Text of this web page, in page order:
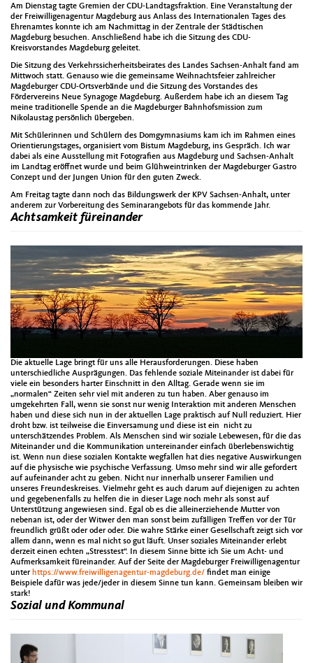
Am Dienstag tagte Gremien der CDU-Landtagsfraktion. Eine Veranstaltung der
der Freiwilligenagentur Magdeburg aus Anlass des Internationalen Tages des
Ehrenamtes konnte ich am Nachmittag in der Zentrale der Städtischen
Magdeburg besuchen. Anschließend habe ich die Sitzung des CDU-
Kreisvorstandes Magdeburg geleitet.
Die Sitzung des Verkehrssicherheitsbeirates des Landes Sachsen-Anhalt fand am
Mittwoch statt. Genauso wie die gemeinsame Weihnachtsfeier zahlreicher
Magdeburger CDU-Ortsverbände und die Sitzung des Vorstandes des
Fördervereins Neue Synagoge Magdeburg. Außerdem habe ich an diesem Tag
meine traditionelle Spende an die Magdeburger Bahnhofsmission zum
Nikolaustag persönlich übergeben.
Mit Schülerinnen und Schülern des Domgymnasiums kam ich im Rahmen eines
Orientierungstages, organisiert vom Bistum Magdeburg, ins Gespräch. Ich war
dabei als eine Ausstellung mit Fotografien aus Magdeburg und Sachsen-Anhalt
im Landtag eröffnet wurde und beim Glühweintrinken der Magdeburger Gastro
Conzept und der Jungen Union für den guten Zweck.
Am Freitag tagte dann noch das Bildungswerk der KPV Sachsen-Anhalt, unter
anderem zur Vorbereitung des Seminarangebots für das kommende Jahr.
Achtsamkeit füreinander
Die aktuelle Lage bringt für uns alle Herausforderungen. Diese haben
unterschiedliche Ausprägungen. Das fehlende soziale Miteinander ist dabei für
viele ein besonders harter Einschnitt in den Alltag. Gerade wenn sie im
„normalen“ Zeiten sehr viel mit anderen zu tun haben. Aber genauso im
umgekehrten Fall, wenn sie sonst nur wenig Interaktion mit anderen Menschen
haben und diese sich nun in der aktuellen Lage praktisch auf Null reduziert. Hier
droht bzw. ist teilweise die Einversamung und diese ist ein nicht zu
unterschätzendes Problem. Als Menschen sind wir soziale Lebewesen, für die das
Miteinander und die Kommunikation untereinander einfach überlebenswichtig
ist. Wenn nun diese sozialen Kontakte wegfallen hat dies negative Auswirkungen
auf die physische wie psychische Verfassung. Umso mehr sind wir alle gefordert
auf aufeinander acht zu geben. Nicht nur innerhalb unserer Familien und
unseres Freundeskreises. Vielmehr geht es auch darum auf diejenigen zu achten
und gegebenenfalls zu helfen die in dieser Lage noch mehr als sonst auf
Unterstützung angewiesen sind. Egal ob es die alleinerziehende Mutter von
nebenan ist, oder der Witwer den man sonst beim zufälligen Treffen vor der Tür
freundlich grüßt oder oder oder. Die wahre Stärke einer Gesellschaft zeigt sich vor
allem dann, wenn es mal nicht so gut läuft. Unser soziales Miteinander erlebt
derzeit einen echten „Stresstest“. In diesem Sinne bitte ich Sie um Acht- und
Aufmerksamkeit füreinander. Auf der Seite der Magdeburger Freiwilligenagentur
unter https://www.freiwilligenagentur-magdeburg.de/ findet man einige
Beispiele dafür was jede/jeder in diesem Sinne tun kann. Gemeinsam bleiben wir
stark!
Sozial und Kommunal